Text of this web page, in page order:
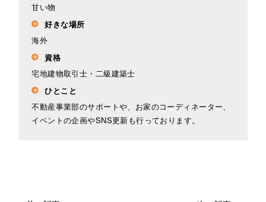
甘い物
好きな場所
海外
資格
宅地建物取引士・二級建築士
ひとこと
不動産事業部のサポートや、お家のコーディネーター、
イベントの企画やSNS更新も行っております。